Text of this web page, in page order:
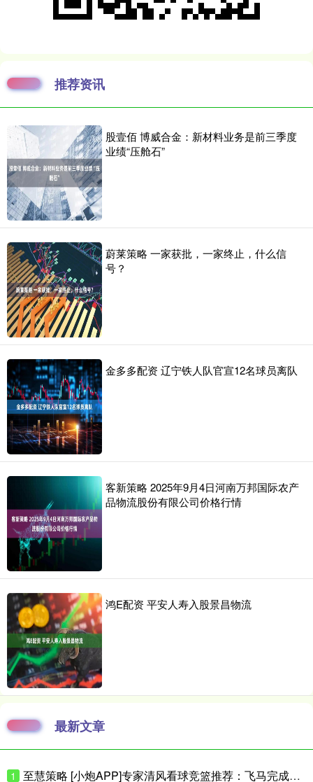
推荐资讯
股壹佰 博威合金：新材料业务是前三季度
业绩“压舱石”
蔚莱策略 一家获批，一家终止，什么信
号？
金多多配资 辽宁铁人队官宣12名球员离队
客新策略 2025年9月4日河南万邦国际农产
品物流股份有限公司价格行情
鸿E配资 平安人寿入股景昌物流
最新文章
1 至慧策略 [小炮APP]专家清风看球竞篮推荐：飞马完成复仇